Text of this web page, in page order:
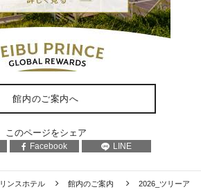
館内のご案内へ
このページをシェア
Facebook LINE
ンスホテル 館内のご案内
2026_ツリーア